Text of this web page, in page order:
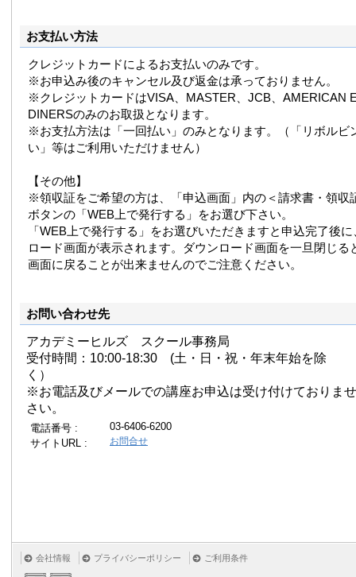
お支払い方法
クレジットカードによるお支払いのみです。
※お申込み後のキャンセル及び返金は承っておりません。
※クレジットカードはVISA、MASTER、JCB、AMERICAN
DINERSのみのお取扱となります。
※お支払方法は「一回払い」のみとなります。（「リボルビ
い」等はご利用いただけません）
【その他】
※領収証をご希望の方は、「申込画面」内の＜請求書・領収
ボタンの「WEB上で発行する」をお選び下さい。
「WEB上で発行する」をお選びいただきますと申込完了後
ロード画面が表示されます。ダウンロード画面を一旦閉じる
画面に戻ることが出来ませんのでご注意ください。
お問い合わせ先
アカデミーヒルズ スクール事務局
受付時間：10:00-18:30 (土・日・祝・年末年始を除
く）
※お電話及びメールでの講座お申込は受け付けておりま
さい。
電話番号 :
03-6406-6200
サイトURL :
お問合せ
会社情報 プライバシーポリシー ご利用条件